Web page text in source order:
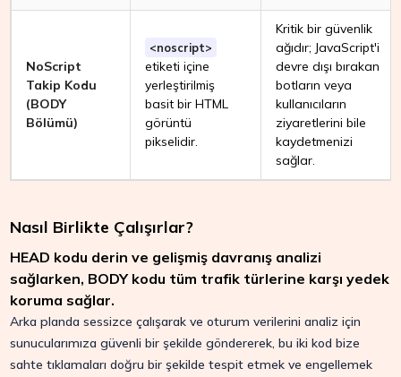
NoScript
Takip Kodu
(BODY
Bölümü)
<noscript>
etiketi içine
yerleştirilmiş
basit bir HTML
görüntü
pikselidir.
Kritik bir güvenlik
ağıdır; JavaScript'i
devre dışı bırakan
botların veya
kullanıcıların
ziyaretlerini bile
kaydetmenizi
sağlar.
Nasıl Birlikte Çalışırlar?
HEAD kodu derin ve gelişmiş davranış analizi
sağlarken, BODY kodu tüm trafik türlerine karşı yedek
koruma sağlar.
Arka planda sessizce çalışarak ve oturum verilerini analiz için
sunucularımıza güvenli bir şekilde göndererek, bu iki kod bize
sahte tıklamaları doğru bir şekilde tespit etmek ve engellemek